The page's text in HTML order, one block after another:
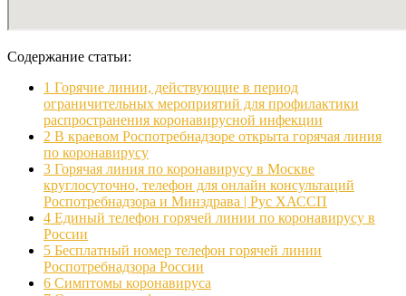
Содержание статьи:
1 Горячие линии, действующие в период
ограничительных мероприятий для профилактики
распространения коронавирусной инфекции
2 В краевом Роспотребнадзоре открыта горячая линия
по коронавирусу
3 Горячая линия по коронавирусу в Москве
круглосуточно, телефон для онлайн консультаций
Роспотребнадзора и Минздрава | Рус ХАССП
4 Единый телефон горячей линии по коронавирусу в
России
5 Бесплатный номер телефон горячей линии
Роспотребнадзора России
6 Симптомы коронавируса